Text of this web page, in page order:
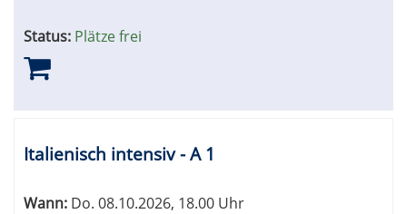
Status: Plätze frei
Italienisch intensiv - A 1
Wann: Do. 08.10.2026, 18.00 Uhr